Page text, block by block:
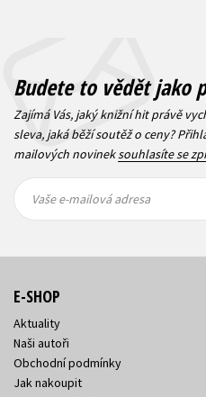
Budete to vědět jako
Zajímá Vás, jaký knižní hit právě
sleva, jaká běží soutěž o ceny?
mailových novineksouhlasíte se
mailová
mailová
Vaše e-mailová adresa
E-SHOP
Aktuality
Naši autoři
Obchodní podmínky
Jak nakoupit